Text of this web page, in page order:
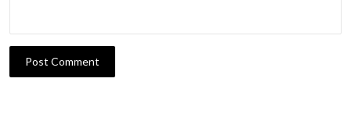
Post Comment